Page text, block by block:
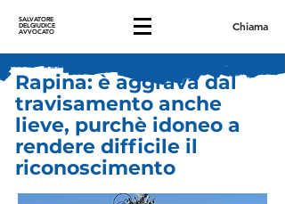
SALVATORE
DELGIUDICE
AVVOCATO Chiama
Rapina: è aggrava dal
travisamento anche
lieve, purchè idoneo a
rendere difficile il
riconoscimento